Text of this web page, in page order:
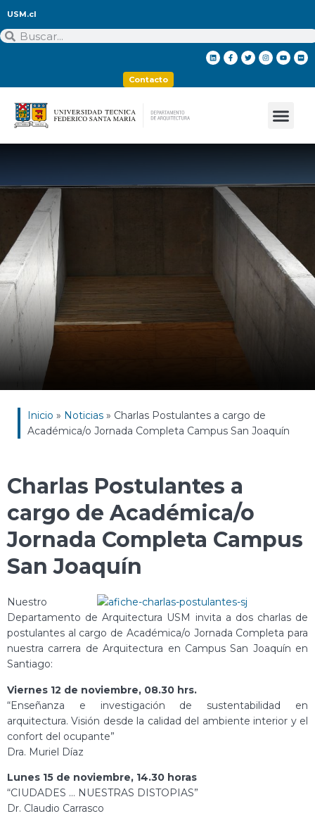
USM.cl
Contacto
Inicio » Noticias » Charlas Postulantes a cargo de
Académica/o Jornada Completa Campus San Joaquín
Charlas Postulantes a
cargo de Académica/o
Jornada Completa Campus
San Joaquín
Nuestro
Departamento de Arquitectura USM invita a dos charlas de
postulantes al cargo de Académica/o Jornada Completa para
nuestra carrera de Arquitectura en Campus San Joaquín en
Santiago:
Viernes 12 de noviembre, 08.30 hrs.
“Enseñanza e investigación de sustentabilidad en
arquitectura. Visión desde la calidad del ambiente interior y el
confort del ocupante”
Dra. Muriel Díaz
Lunes 15 de noviembre, 14.30 horas
“CIUDADES … NUESTRAS DISTOPIAS”
Dr. Claudio Carrasco